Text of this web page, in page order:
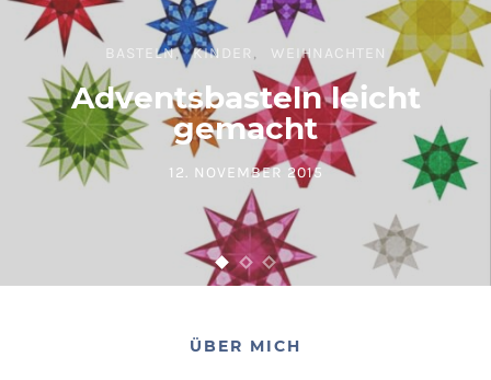
BASTELN KINDER WEIHNACHTEN
Adventsbasteln leicht
gemacht
POSTED ON
12. NOVEMBER 2015
ÜBER MICH